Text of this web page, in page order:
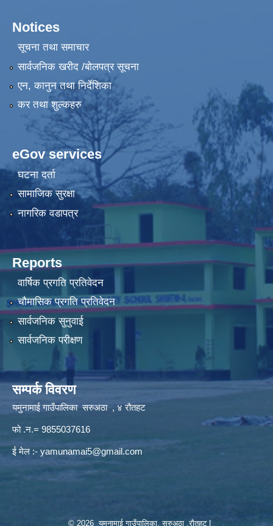
Notices
सूचना तथा समाचार
सार्वजनिक खरीद /बोलपत्र सूचना
एन, कानुन तथा निर्देशिका
कर तथा शुल्कहरु
eGov services
घटना दर्ता
सामाजिक सुरक्षा
नागरिक वडापत्र
Reports
वार्षिक प्रगति प्रतिवेदन
चौमासिक प्रगति प्रतिवेदन
सार्वजनिक सुनुवाई
सार्वजनिक परीक्षण
सम्पर्क विवरण
यमुनामाई गाउँपालिका सरुअठा , ४ रौतहट
फो .न.= 9855037616
ई मेल :- yamunamai5@gmail.com
© 2026 यमुनामाई गाउँपालिका, सरुअठा ,रौतहट |